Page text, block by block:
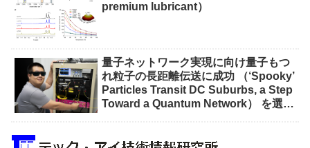
premium lubricant）
量子ネットワーク実現に向け量子もつ
れ粒子の長距離伝送に成功 （‘Spooky’
Particles Transit DC Suburbs, a Step
Toward a Quantum Network） を選択
Particles Transit DC Suburbs, a Step